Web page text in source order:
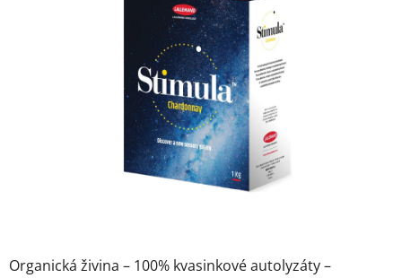
Organická živina – 100% kvasinkové autolyzáty –